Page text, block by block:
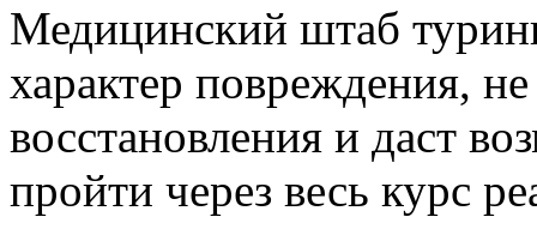
Медицинский штаб
характер повреждения,
восстановления и даст
пройти через весь курс